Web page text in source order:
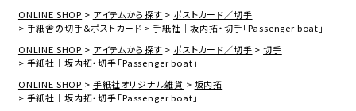
ONLINE SHOP
アイテムから探す
ポストカード／切手
手紙舎の切手＆ポストカード
手紙社｜坂内拓・切手「Passenger boat」
ONLINE SHOP
アイテムから探す ポストカード／切手
切手
手紙社｜坂内拓・切手「Passenger boat」
ONLINE SHOP
手紙社オリジナル雑貨
坂内拓
手紙社｜坂内拓・切手「Passenger boat」